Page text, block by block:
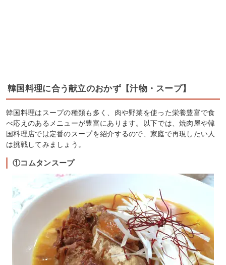
韓国料理に合う献立のおかず【汁物・スープ】
韓国料理はスープの種類も多く、肉や野菜を使った栄養豊富で食
べ応えのあるメニューが豊富にあります。以下では、焼肉屋や韓
国料理店では定番のスープを紹介するので、家庭で再現したい人
は挑戦してみましょう。
①コムタンスープ